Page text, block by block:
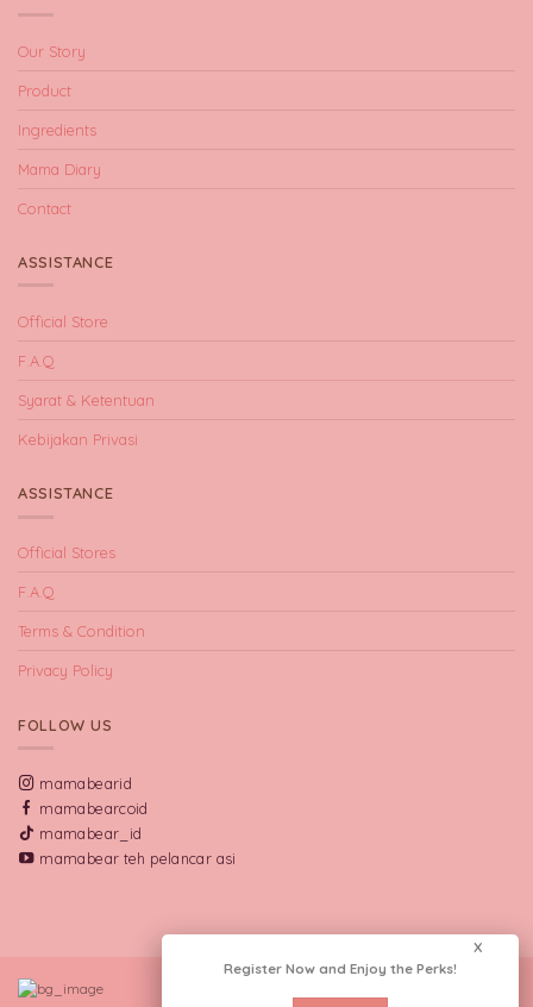
Our Story
Product
Ingredients
Mama Diary
Contact
ASSISTANCE
Official Store
F.A.Q
Syarat & Ketentuan
Kebijakan Privasi
ASSISTANCE
Official Stores
F.A.Q
Terms & Condition
Privacy Policy
FOLLOW US
mamabearid
mamabearcoid
mamabear_id
mamabear teh pelancar asi
X
Register Now and Enjoy the Perks!